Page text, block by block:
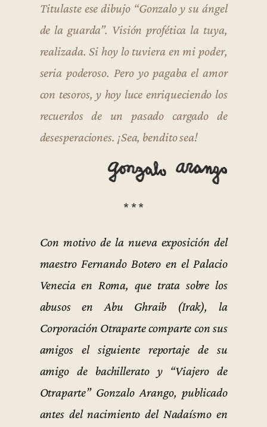
Titulaste ese dibujo “Gonzalo y su ángel
de la guarda”. Visión profética la tuya,
realizada. Si hoy lo tuviera en mi poder,
seria poderoso. Pero yo pagaba el amor
con tesoros, y hoy luce enriqueciendo los
recuerdos de un pasado cargado de
desesperaciones. ¡Sea, bendito sea!
* * *
Con motivo de la nueva exposición del
maestro Fernando Botero en el Palacio
Venecia en Roma, que trata sobre los
abusos en Abu Ghraib (Irak), la
Corporación Otraparte comparte con sus
amigos el siguiente reportaje de su
amigo de bachillerato y “Viajero de
Otraparte” Gonzalo Arango, publicado
antes del nacimiento del Nadaísmo en